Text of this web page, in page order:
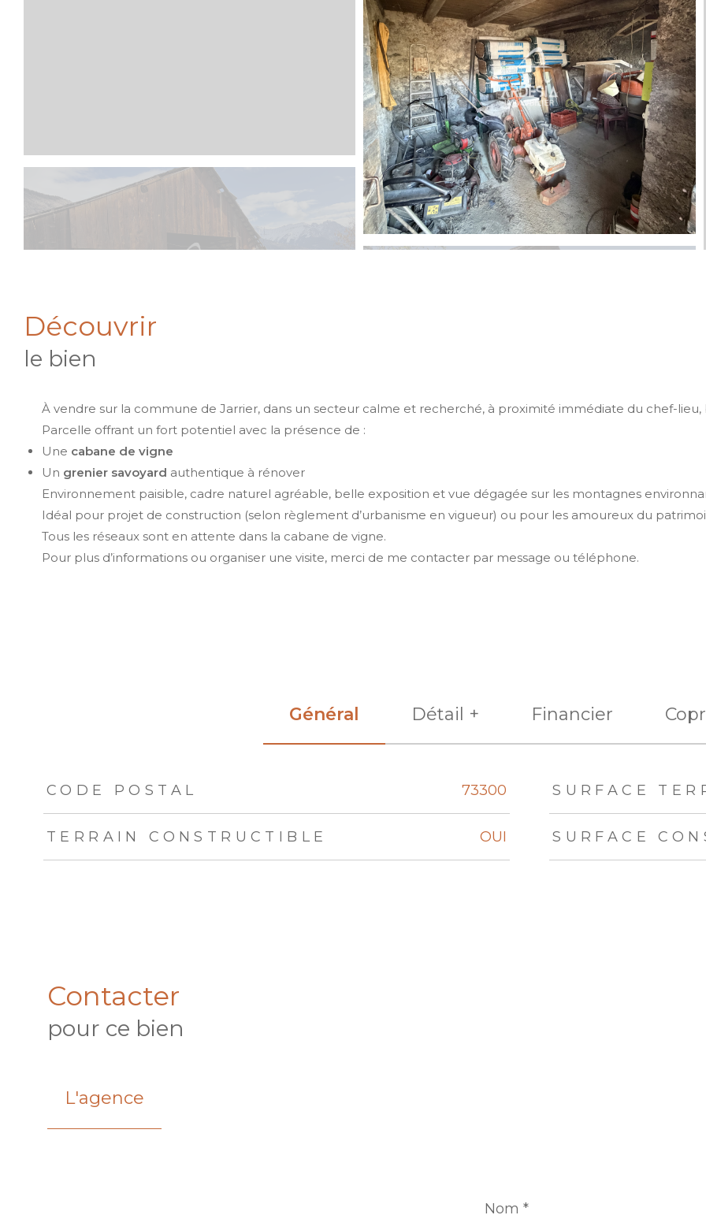
découvrir
le bien
À vendre sur la commune de Jarrier, dans un secteur calme et recherché, à proximité immédiate du chef-
Parcelle offrant un fort potentiel avec la présence de :
Une cabane de vigne
Un grenier savoyard authentique à rénover
Environnement paisible, cadre naturel agréable, belle exposition et vue dégagée sur les montagnes
Idéal pour projet de construction (selon règlement d’urbanisme en vigueur) ou pour les amoureux du
Tous les réseaux sont en attente dans la cabane de vigne.
Pour plus d’informations ou organiser une visite, merci de me contacter par message ou téléphone.
Général Détail + Financier
TRAD_ZEPHYR_Caracteristique
CODE POSTAL 73300 SURFACE
TERRAIN CONSTRUCTIBLE OUI SURFACE
Contacter
pour ce bien
L'agence
*